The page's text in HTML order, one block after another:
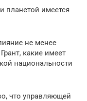
планетой имеется
не менее
какие имеет
национальности
что управляющей